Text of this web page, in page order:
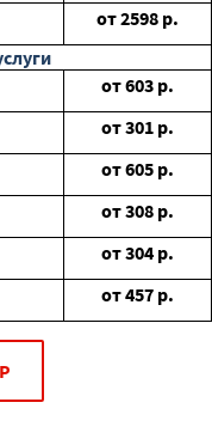
от2598 р.
от603 р.
от301 р.
от605 р.
от308 р.
от304 р.
от457 р.